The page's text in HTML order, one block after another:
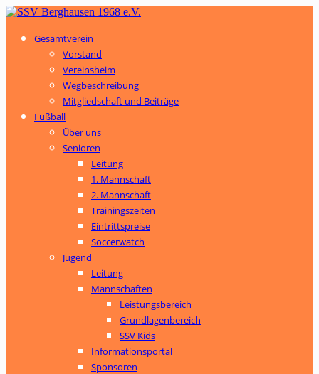
Gesamtverein
Vorstand
Vereinsheim
Wegbeschreibung
Mitgliedschaft und Beiträge
Fußball
Über uns
Senioren
Leitung
1. Mannschaft
2. Mannschaft
Trainingszeiten
Eintrittspreise
Soccerwatch
Jugend
Leitung
Mannschaften
Leistungsbereich
Grundlagenbereich
SSV Kids
Informationsportal
Sponsoren